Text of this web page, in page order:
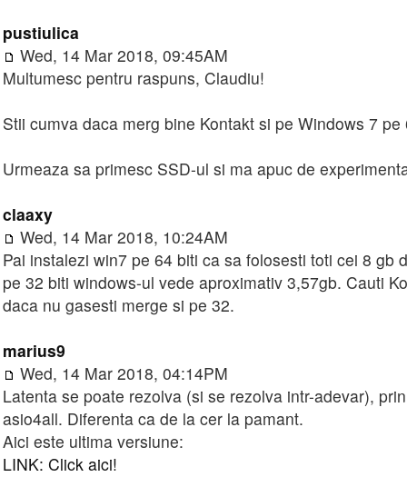
pustiulica
Wed, 14 Mar 2018, 09:45AM
Multumesc pentru raspuns, Claudiu!
Stii cumva daca merg bine Kontakt si pe Windows 7 pe
Urmeaza sa primesc SSD-ul si ma apuc de
claaxy
Wed, 14 Mar 2018, 10:24AM
Pai instalezi win7 pe 64 biti ca sa folosesti toti cei 8 gb
pe 32 biti windows-ul vede aproximativ 3,57gb. Cauti
daca nu gasesti merge si pe 32.
marius9
Wed, 14 Mar 2018, 04:14PM
Latenta se poate rezolva (si se rezolva intr-adevar),
asio4all. Diferenta ca de la cer la pamant.
Aici este ultima versiune:
LINK: Click aici!